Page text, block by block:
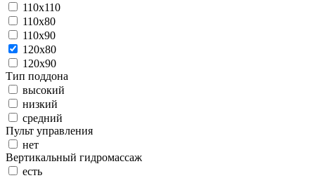
110x110
110x80
110x90
120x80
120x90
Тип поддона
высокий
низкий
средний
Пульт управления
нет
Вертикальный гидромассаж
есть